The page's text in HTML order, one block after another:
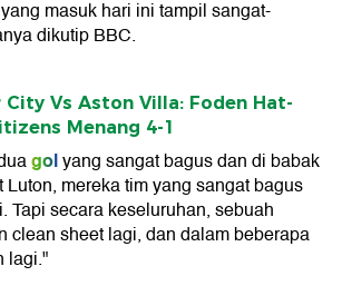
masuk hari ini tampil sangat-
dikutip BBC.
City Vs Aston Villa: Foden Hat-
Menang 4-1
golyang sangat bagus dan di babak
Luton, mereka tim yang sangat bagus
Tapi secara keseluruhan, sebuah
clean sheet lagi, dan dalam beberapa
lagi."